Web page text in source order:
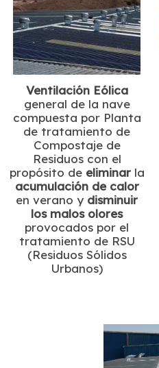
Ventilación Eólica
general de la nave
compuesta por Planta
de tratamiento de
Compostaje de
Residuos con el
propósito de eliminarla
acumulación de calor
en verano y disminuir
los malos olores
provocados por el
tratamiento de RSU
(Residuos Sólidos
Urbanos)